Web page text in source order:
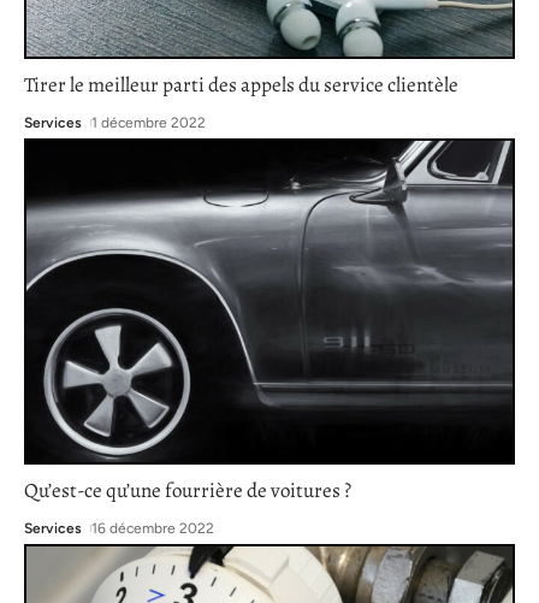
Tirer le meilleur parti des appels du service clientèle
Services 1 décembre 2022
Qu’est-ce qu’une fourrière de voitures ?
Services 16 décembre 2022